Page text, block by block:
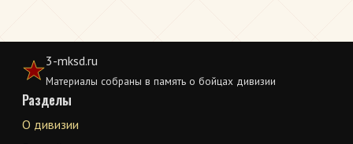
3-mksd.ru
Материалы собраны в память о бойцах дивизии
Разделы
О дивизии